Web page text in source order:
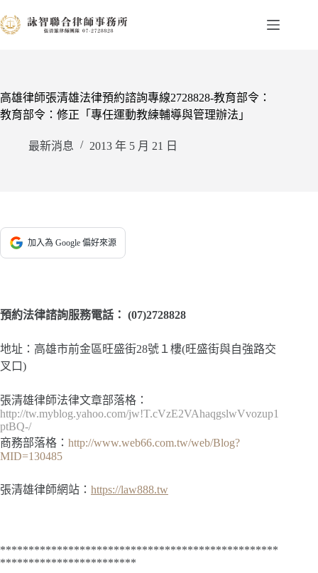
至
容
高雄律師張清雄法律預約諮詢專線2728828-教育部令：
教育部令：修正「專任運動教練輔導與管理辦法」
最新消息 2013 年 5 月 21 日
加入為 Google 偏好來源
預約法律諮詢服務電話： (07)2728828
地址：高雄市前金區旺盛街28號１樓(旺盛街與自強路交
叉口)
張清雄律師法律文章部落格：
http://tw.myblog.yahoo.com/jw!T.cVzE2VAhaqgslwVvozup1
ptBQ-/
商務部落格： http://www.web66.com.tw/web/Blog?
MID=130485
張清雄律師網站： https://law888.tw
*************************************************
************************